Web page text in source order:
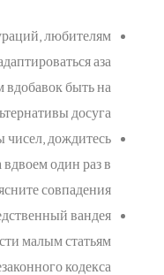
любителям
аза
быть на
досуга.
дождитесь
один раз в
совпадения.
вандея
малым статьям
кодекса.